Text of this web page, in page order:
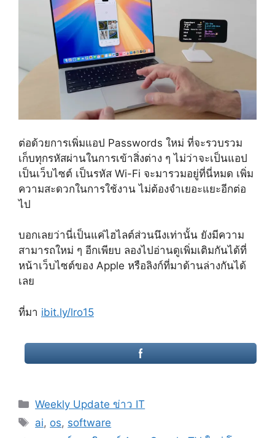
ต่อด้วยการเพิ่มแอป Passwords ใหม่ ที่จะรวบรวม
เก็บทุกรหัสผ่านในการเข้าสิ่งต่าง ๆ ไม่ว่าจะเป็นแอป
เป็นเว็บไซต์ เป็นรหัส Wi-Fi จะมารวมอยู่ที่นี่หมด เพิ่ม
ความสะดวกในการใช้งาน ไม่ต้องจำเยอะแยะอีกต่อ
ไป
บอกเลยว่านี่เป็นแค่ไฮไลต์ส่วนนึงเท่านั้น ยังมีความ
สามารถใหม่ ๆ อีกเพียบ ลองไปอ่านดูเพิ่มเติมกันได้ที่
หน้าเว็บไซต์ของ Apple หรือลิงก์ที่มาด้านล่างกันได้
เลย
ที่มา ibit.ly/lro15
Categories
Weekly Update ข่าว IT
Tags
ai, os, software